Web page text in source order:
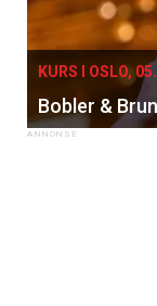
KURS I OSLO,
Bobler &